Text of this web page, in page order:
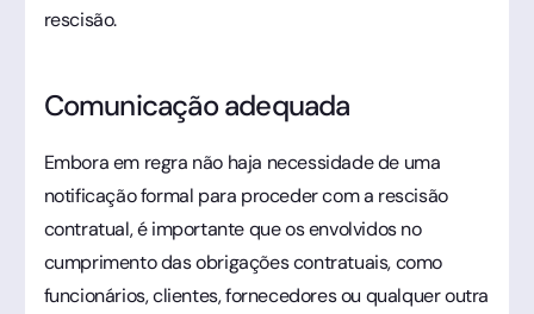
rescisão.
Comunicação adequada
Embora em regra não haja necessidade de uma
notificação formal para proceder com a rescisão
contratual, é importante que os envolvidos no
cumprimento das obrigações contratuais, como
funcionários, clientes, fornecedores ou qualquer outra